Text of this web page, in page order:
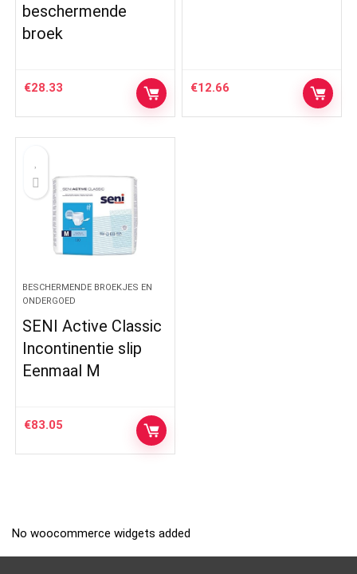
beschermende
broek
€28.33 €12.66
BESCHERMENDE BROEKJES EN
ONDERGOED
SENI Active Classic
Incontinentie slip
Eenmaal M
€83.05
No woocommerce widgets added